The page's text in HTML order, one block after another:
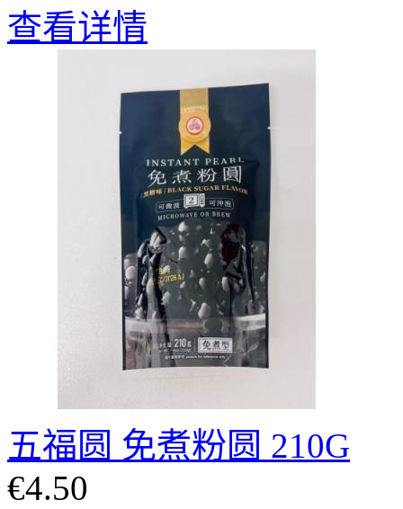
查看详情
五福圆 免煮粉圆 210G
€4.50